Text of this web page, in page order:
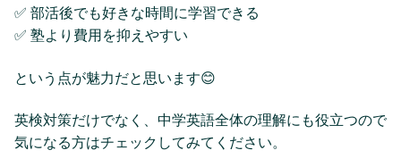
✅ 部活後でも好きな時間に学習できる
✅ 塾より費用を抑えやすい
という点が魅力だと思います😊
英検対策だけでなく、中学英語全体の理解にも役立つので
気になる方はチェックしてみてください。